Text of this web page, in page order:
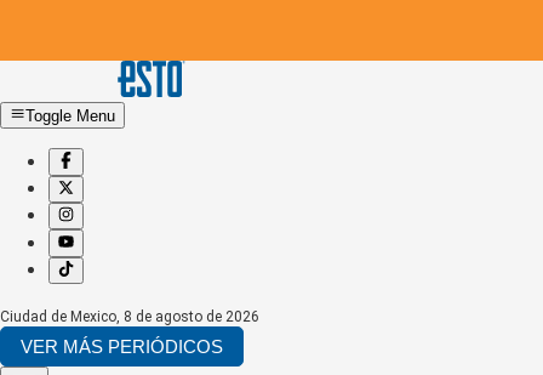
Toggle Menu
Ciudad de Mexico, 8 de agosto de 2026
VER MÁS PERIÓDICOS